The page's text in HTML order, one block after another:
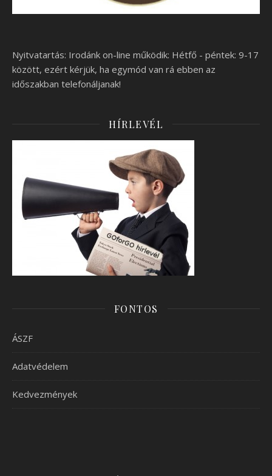
Nyitvatartás: Irodánk on-line működik: Hétfő - péntek: 9-17
között, ezért kérjük, ha egymód van rá ebben az
időszakban telefonáljanak!
HÍRLEVÉL
FONTOS
ÁSZF
Adatvédelem
Kedvezmények